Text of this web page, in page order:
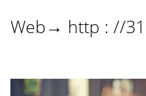
Web→ http : //